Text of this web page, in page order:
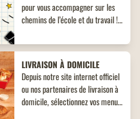
pour vous accompagner sur les
chemins de l’école et du travail !
inédit à ne pas manquer !
LIVRAISON À DOMICILE
Depuis notre site internet officiel
ou nos partenaires de livraison à
domicile, sélectionnez vos menus,